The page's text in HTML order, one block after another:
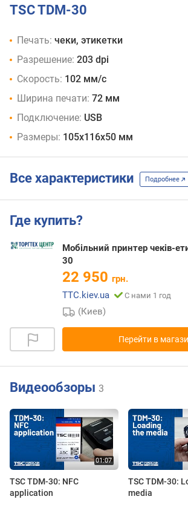
TSC TDM-30
Печать: чеки, этикетки
Разрешение: 203 dpi
Скорость: 102 мм/с
Ширина печати: 72 мм
Подключение: USB
Размеры: 105x116x50 мм
Все характеристики Подробнее
Где купить?
Мобільний принтер чеків-
30
22 950 грн.
TTC.kiev.ua
С нами 1 год
(Киев)
Перейти в
Видеообзоры 3
TSC TDM-30: NFC
application
TSC TDM-30:
media